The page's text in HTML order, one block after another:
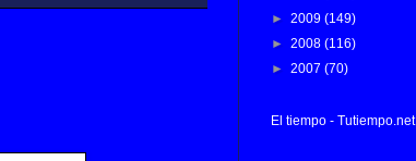
► 2009 (149)
► 2008 (116)
► 2007 (70)
El tiempo - Tutiempo.net